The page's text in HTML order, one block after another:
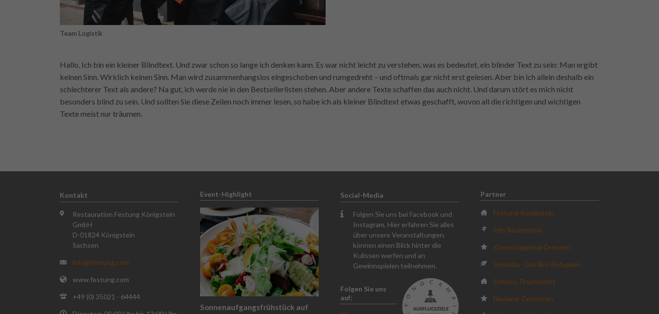
Team Logistik
Hallo. Ich bin ein kleiner Blindtext. Und zwar schon so lange ich denken kann. Es war nicht leicht zu verstehen, was es bedeutet, ein blinder Text zu sein: Man ergibt
keinen Sinn. Wirklich keinen Sinn. Man wird zusammenhangslos eingeschoben und rumgedreht – und oftmals gar nicht erst gelesen. Aber bin ich allein deshalb ein
schlechterer Text als andere? Na gut, ich werde nie in den Bestsellerlisten stehen. Aber andere Texte schaffen das auch nicht. Und darum stört es mich nicht
besonders blind zu sein. Und sollten Sie diese Zeilen noch immer lesen, so habe ich als kleiner Blindtext etwas geschafft, wovon all die richtigen und wichtigen
Texte meist nur träumen.
Kontakt
Restauration Festung Königstein
GmbH
D-01824 Königstein
Sachsen
info@festung.com
www.festung.com
+49 (0) 35021 - 64444
Event-Highlight
Sonnenaufgangsfrühstück auf
Social-Media
Folgen Sie uns bei Facebook und
Instagram. Hier erfahren Sie alles
über unsere Veranstaltungen,
können einen Blick hinter die
Kulissen werfen und an
Gewinnspielen teilnehmen.
Folgen Sie uns
auf:
Partner
Festung Königstein
Fels Rauenstein
Konzertagentur Dresden
Schmilka - Das Bio-Refugium
Schloss Thürmsdorf
Neuland-Zeitreisen